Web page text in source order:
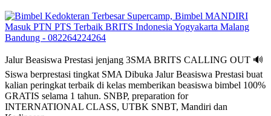
Jalur Beasiswa Prestasi jenjang 3SMA BRITS CALLING OUT 🔊
Siswa berprestasi tingkat SMA Dibuka Jalur Beasiswa Prestasi buat
kalian peringkat terbaik di kelas memberikan beasiswa bimbel 100%
GRATIS selama 1 tahun. SNBP, preparation for
INTERNATIONAL CLASS, UTBK SNBT, Mandiri dan